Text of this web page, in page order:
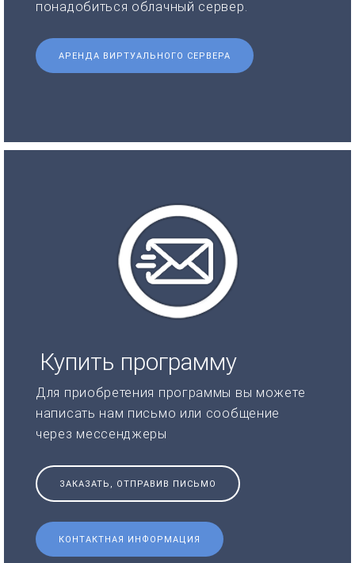
понадобиться облачный сервер.
АРЕНДА ВИРТУАЛЬНОГО СЕРВЕРА
Купить программу
Для приобретения программы вы можете
написать нам письмо или сообщение
через мессенджеры
ЗАКАЗАТЬ, ОТПРАВИВ ПИСЬМО
КОНТАКТНАЯ ИНФОРМАЦИЯ